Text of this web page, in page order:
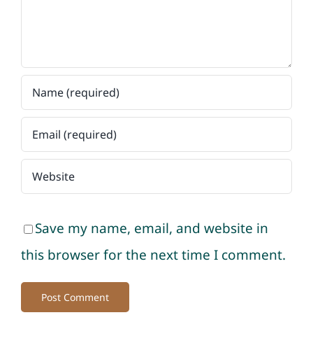
Save my name, email, and website in
this browser for the next time I comment.